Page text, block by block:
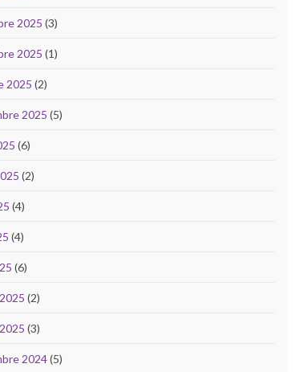
2025 (3)
2025 (1)
2025 (2)
2025 (5)
(6)
(2)
(4)
(4)
(6)
(2)
(3)
2024(5)